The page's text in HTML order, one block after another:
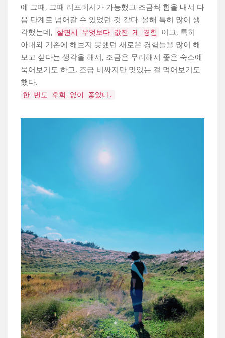
에 그때, 그때 리프레시가 가능했고 조금씩 힘을 내서 다
음 단계로 넘어갈 수 있었던 것 같다. 올해 특히 많이 생
각했는데, 살면서 무엇보다 값진 게 경험
이고, 특히
아내와 기존에 해보지 못했던 새로운 경험들을 많이 해
보고 싶다는 생각을 해서, 조금은 무리해서 좋은 숙소에
묵어보기도 하고, 조금 비싸지만 맛있는 걸 먹어보기도
했다.
한 번도 후회 없이 좋았다.